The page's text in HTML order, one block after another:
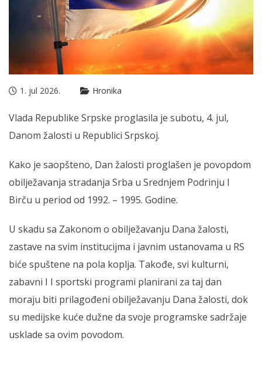
1. jul 2026. Hronika
Vlada Republike Srpske proglasila je subotu, 4. jul,
Danom žalosti u Republici Srpskoj.
Kako je saopšteno, Dan žalosti proglašen je povopdom
obilježavanja stradanja Srba u Srednjem Podrinju I
Birču u period od 1992. – 1995. Godine.
U skadu sa Zakonom o obilježavanju Dana žalosti,
zastave na svim institucijma i javnim ustanovama u RS
biće spuštene na pola koplja. Takođe, svi kulturni,
zabavni I I sportski programi planirani za taj dan
moraju biti prilagođeni obilježavanju Dana žalosti, dok
su medijske kuće dužne da svoje programske sadržaje
usklade sa ovim povodom.